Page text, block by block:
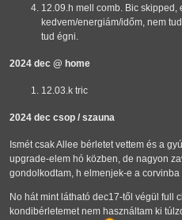
12.09.h mell comb. Bic skipped,
kedvem/energiám/időm, nem
tud égni.
2024 dec @ home
12.03.k tric
2024 dec csop / szauna
Ismét csak Allee bérletet vettem és a
upgrade-elem hó közben, de nagyon
gondolkodtam, h elmenjek-e a
No hát mint látható dec17-től végül full
kondibérletemet nem használtam ki